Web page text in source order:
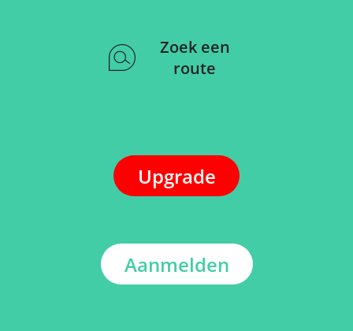
Zoek een
route
Upgrade
Aanmelden